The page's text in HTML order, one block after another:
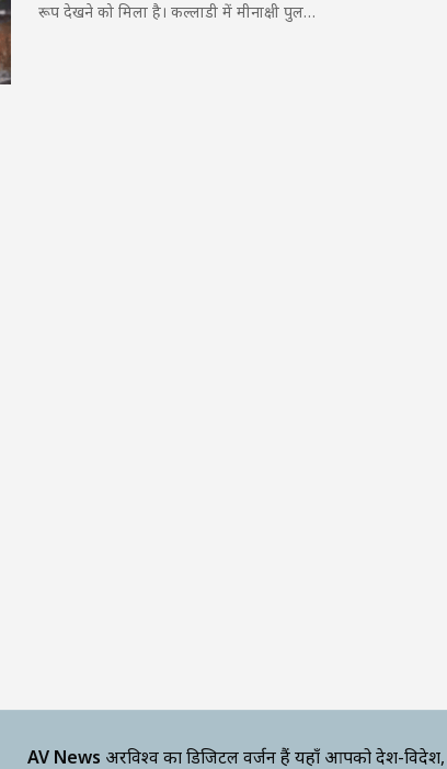
रूप देखने को मिला है। कल्लाडी में मीनाक्षी पुल…
AV News अक्षरविश्व का डिजिटल वर्जन हैं यहाँ आपको देश-